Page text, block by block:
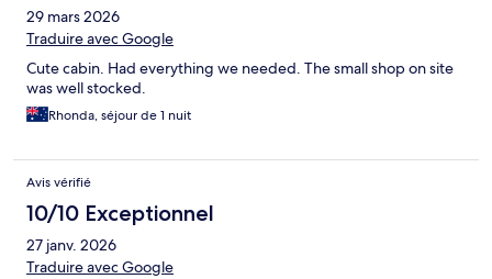
29 mars 2026
Traduire avec Google
Cute cabin. Had everything we needed. The small shop on site
was well stocked.
Rhonda, séjour de 1 nuit
Avis vérifié
10/10 Exceptionnel
27 janv. 2026
Traduire avec Google